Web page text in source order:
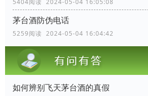
5404阅读 2024-05-04 16:05:08
茅台酒防伪电话
5259阅读 2024-05-04 16:04:42
如何辨别飞天茅台酒的真假